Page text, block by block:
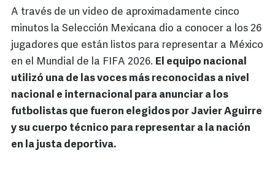
A través de un video de aproximadamente cinco
minutos la Selección Mexicana dio a conocer a los 26
jugadores que están listos para representar a México
en el Mundial de la FIFA 2026. El equipo nacional
utilizó una de las voces más reconocidas a nivel
nacional e internacional para anunciar a los
futbolistas que fueron elegidos por Javier Aguirre
y su cuerpo técnico para representar a la nación
en la justa deportiva.